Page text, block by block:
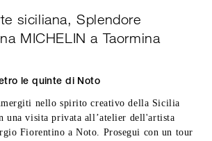
siciliana, Splendore
MICHELIN a Taormina
le quinte di Noto
nello spirito creativo della Sicilia
una visita privata all’atelier dell'artista
Fiorentino a Noto. Prosegui con un tour